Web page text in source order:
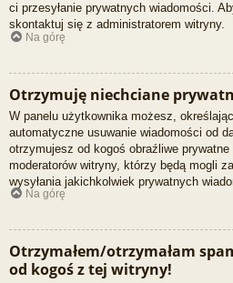
ci przesyłanie prywatnych wiadomości.
skontaktuj się z administratorem witryny.
Na górę
Otrzymuję niechciane
W panelu użytkownika możesz,
automatyczne usuwanie wiadomości od
otrzymujesz od kogoś obraźliwe
moderatorów witryny, którzy będą mogli
wysyłania jakichkolwiek prywatnych
Na górę
Otrzymałem/otrzymałam
od kogoś z tej witryny!